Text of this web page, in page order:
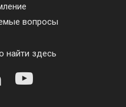
вопросы
найти здесь